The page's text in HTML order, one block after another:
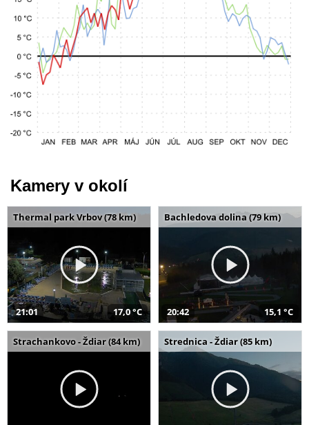
Kamery v okolí
Thermal park Vrbov (78 km)
21:01 17,0 °C
Bachledova dolina (79 km)
20:42 15,1 °C
Strachankovo - Ždiar (84 km) Strednica - Ždiar (85 km)